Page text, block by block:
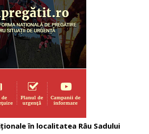
în localitatea Râu Sadului